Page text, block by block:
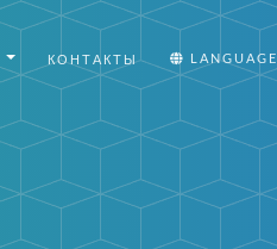
КОНТАКТЫ LANGUAGE